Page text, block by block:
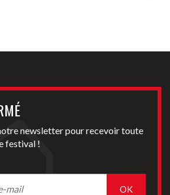
newsletter pour recevoir toute
festival !